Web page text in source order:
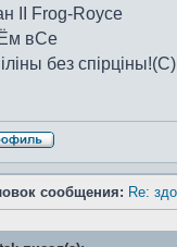
II Frog-Royce
вСе
без
сообщения: Re: